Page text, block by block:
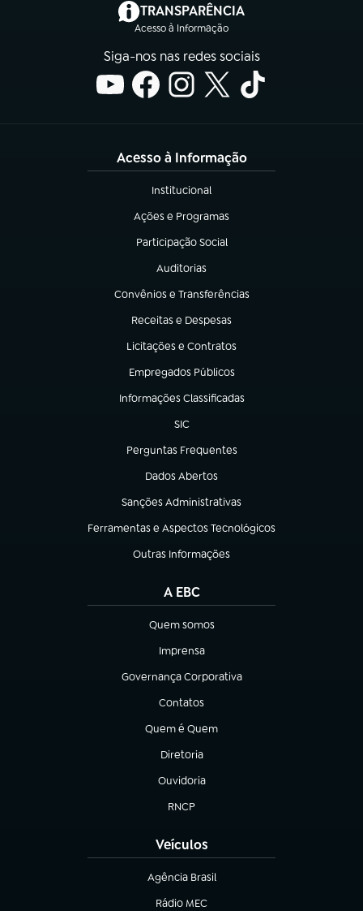
TRANSPARÊNCIA
Acesso à Informação
(abre em nova aba)
Siga-nos nas redes sociais
Acesso à Informação
Institucional
(abre em nova aba)
Ações e Programas
(abre em nova aba)
Participação Social
(abre em nova aba)
Auditorias
(abre em nova aba)
Convênios e Transferências
(abre em nova aba)
Receitas e Despesas
(abre em nova aba)
Licitações e Contratos
(abre em nova aba)
Empregados Públicos
(abre em nova aba)
Informações Classificadas
(abre em nova aba)
SIC
(abre em nova aba)
Perguntas Frequentes
(abre em nova aba)
Dados Abertos
(abre em nova aba)
Sanções Administrativas
(abre em nova aba)
Ferramentas e Aspectos Tecnológicos
(abre em nova aba)
Outras Informações
(abre em nova aba)
A EBC
Quem somos
(abre em nova aba)
Imprensa
(abre em nova aba)
Governança Corporativa
(abre em nova aba)
Contatos
(abre em nova aba)
Quem é Quem
(abre em nova aba)
Diretoria
(abre em nova aba)
Ouvidoria
(abre em nova aba)
RNCP
(abre em nova aba)
Veículos
Agência Brasil
(abre em nova aba)
Rádio MEC